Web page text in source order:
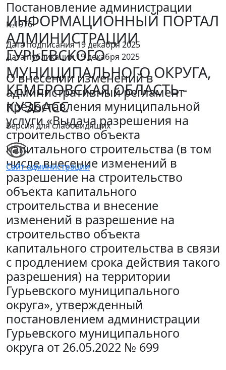
ИНФОРМАЦИОННЫЙ ПОРТАЛ
АДМИНИСТРАЦИИ
ГУРЬЕВСКОГО
МУНИЦИПАЛЬНОГО ОКРУГА,
КЕМЕРОВСКАЯ ОБЛАСТЬ -
КУЗБАСС
Версия для слабовидящих
Сайт администрации
Постановление администрации
№1976
Дата подписания 19 декабря 2025
Дата публикации 19 декабря 2025
О внесении изменений в
административный регламент
предоставления муниципальной
услуги «Выдача разрешения на
строительство объекта
капитального строительства (в том
числе внесение изменений в
разрешение на строительство
объекта капитального
строительства и внесение
изменений в разрешение на
строительство объекта
капитального строительства в связи
с продлением срока действия такого
разрешения) на территории
Гурьевского муниципального
округа», утвержденный
постановлением администрации
Гурьевского муниципального
округа от 26.05.2022 № 699